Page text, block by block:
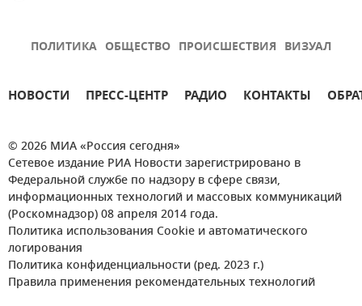
ПОЛИТИКА ОБЩЕСТВО ПРОИСШЕСТВИЯ ВИЗУАЛ
НОВОСТИ ПРЕСС-ЦЕНТР РАДИО КОНТАКТЫ
© 2026 МИА «Россия сегодня»
Сетевое издание РИА Новости зарегистрировано в
Федеральной службе по надзору в сфере связи,
информационных технологий и массовых коммуникаций
(Роскомнадзор) 08 апреля 2014 года.
Политика использования Cookie и автоматического
логирования
Политика конфиденциальности (ред. 2023 г.)
Правила применения рекомендательных технологий